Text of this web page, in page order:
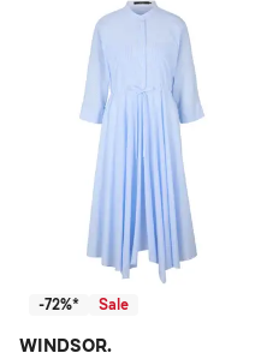
-72%* Sale
WINDSOR.